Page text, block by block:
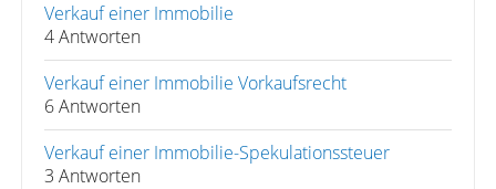
Verkauf einer Immobilie
4 Antworten
Verkauf einer Immobilie Vorkaufsrecht
6 Antworten
Verkauf einer Immobilie-Spekulationssteuer
3 Antworten